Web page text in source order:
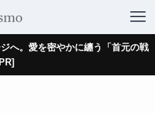
へ。愛を密やかに纏う「首元の戦